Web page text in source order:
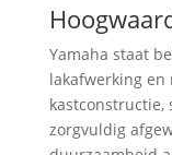
Yamaha staat
lakafwerking
zorgvuldig